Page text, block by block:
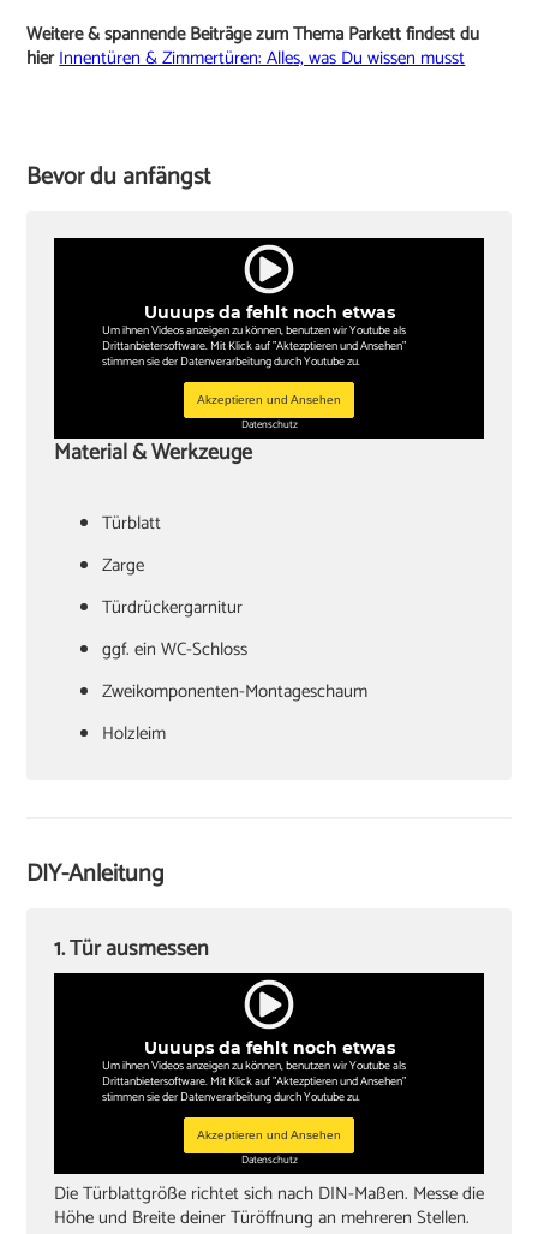
Weitere & spannende Beiträge zum Thema Parkett findest du
hierInnentüren & Zimmertüren: Alles, was Du wissen musst
Bevor du anfängst
Uuuups da fehlt noch etwas
Um ihnen Videos anzeigen zu können, benutzen wir Youtube als
Drittanbietersoftware. Mit Klick auf "Aktezptieren und Ansehen"
stimmen sie der Datenverarbeitung durch Youtube zu.
Akzeptieren und Ansehen
Datenschutz
Material & Werkzeuge
Türblatt
‏Zarge
Türdrückergarnitur
‏ggf. ein WC-Schloss
Zweikomponenten-Montageschaum
‏Holzleim
Papierschablone für Türdrückermontage
‏Kreuzschlitzschraubendreher
‏Wasserwaagen (60 cm, 180 cm)
‏Zollstock
‏Akkuschrauber oder Bohrmaschine
‏Inbusschlüssel, Größe 4
DIY-Anleitung
Uuuups da fehlt noch etwas
Um ihnen Videos anzeigen zu können, benutzen wir Youtube als
Drittanbietersoftware. Mit Klick auf "Aktezptieren und Ansehen"
stimmen sie der Datenverarbeitung durch Youtube zu.
Akzeptieren und Ansehen
Datenschutz
1. Tür ausmessen
Die Türblattgröße richtet sich nach DIN-Maßen. Messe die
Höhe und Breite deiner Türöffnung an mehreren Stellen.